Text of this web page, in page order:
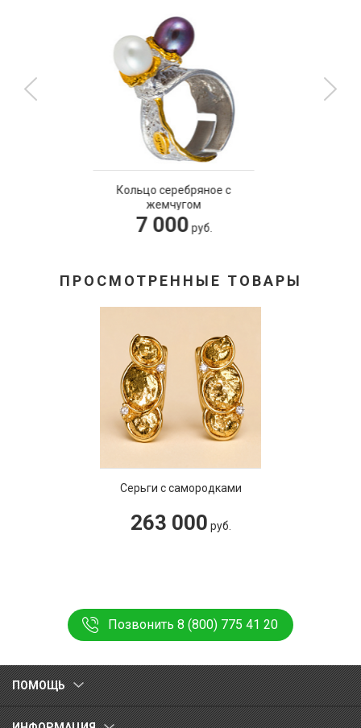
ПРОСМОТРЕННЫЕ ТОВАРЫ
Серьги с самородками
263 000 руб.
Позвонить 8 (800) 775 41 20
ПОМОЩЬ